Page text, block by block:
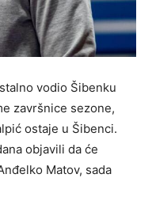
vodio Šibenku
završnice sezone,
ostaje u Šibenci.
objavili da će
Matov, sada